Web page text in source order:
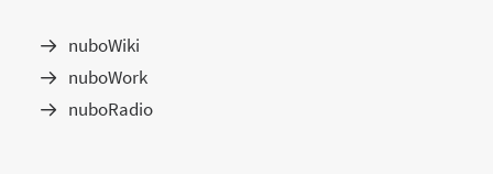
nuboWiki
nuboWork
nuboRadio